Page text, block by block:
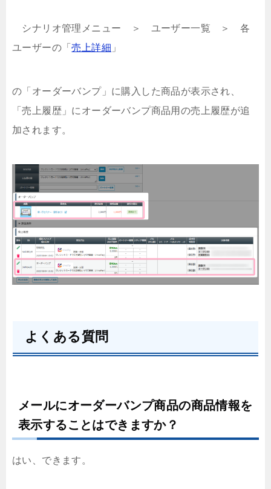
シナリオ管理メニュー ＞ ユーザー一覧 ＞ 各
ユーザーの「売上詳細 」
の「オーダーバンプ」に購入した商品が表示され、
「売上履歴」にオーダーバンプ商品用の売上履歴が追
加されます。
よくある質問
メールにオーダーバンプ商品の商品情報を
表示することはできますか？
はい、できます。